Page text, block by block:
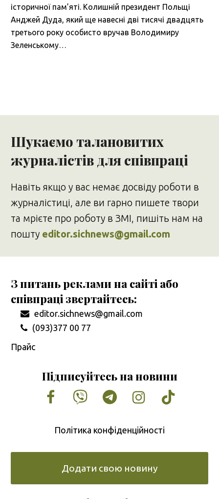
історичної пам’яті. Колишній президент Польщі
Анджей Дуда, який ще навесні дві тисячі двадцять
третього року особисто вручав Володимиру
Зеленському…
Шукаємо талановитих
журналістів для співпраці
Навіть якщо у вас немає досвіду роботи в
журналістиці, але ви гарно пишете твори
та мрієте про роботу в ЗМІ, пишіть нам на
пошту editor.sichnews@gmail.com
З питань реклами на сайті або
співпраці звертайтесь:
editor.sichnews@gmail.com
(093)377 00 77
Прайс
Підписуйтесь на новини
Facebook
VimeoTumblrInstagram
Tiktok
Політика конфіденційності
Додати свою новину